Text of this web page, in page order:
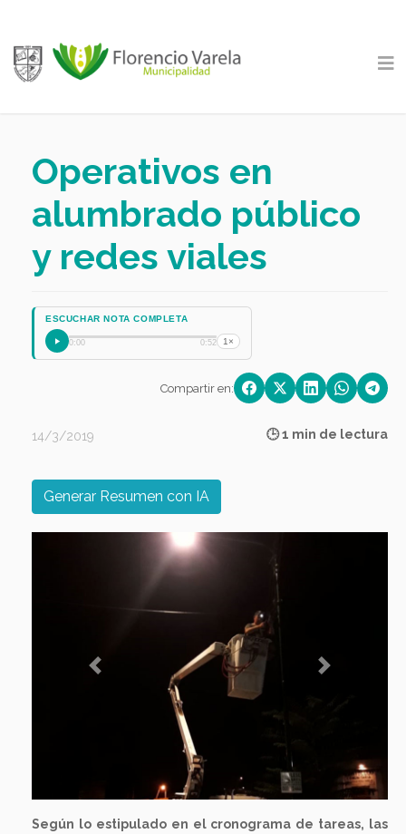
Operativos en
alumbrado público
y redes viales
ESCUCHAR NOTA COMPLETA
0:00 0:52 1×
Compartir en:
14/3/2019 🕒 1 min de lectura
Generar Resumen con IA
Previous Next
Según lo estipulado en el cronograma de tareas, las